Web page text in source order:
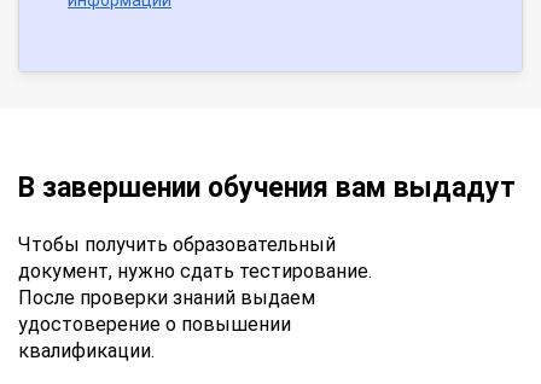
В завершении обучения вам выдадут
Чтобы получить образовательный
документ, нужно сдать тестирование.
После проверки знаний выдаем
удостоверение о повышении
квалификации.